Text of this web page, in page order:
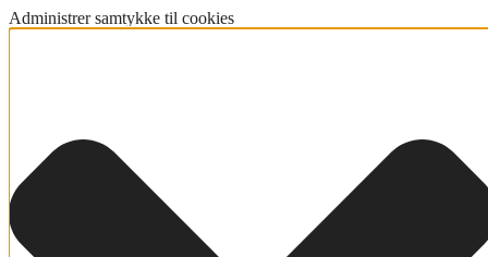
Administrer samtykke til cookies